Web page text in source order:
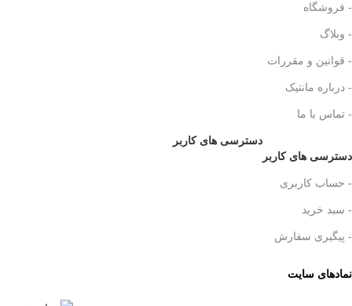
- فروشگاه
- وبلاگ
- قوانین و مقررات
- درباره مانتیک
- تماس با ما
دسترسی های کاربر
دسترسی های کاربر
- حساب کاربری
- سبد خرید
- پیگیری سفارش
نمادهای سایت